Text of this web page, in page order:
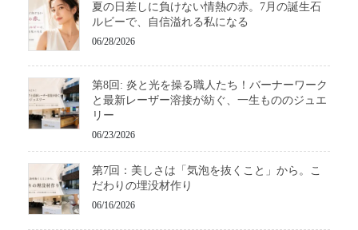
夏の日差しに負けない情熱の赤。7月の誕生石
ルビーで、自信溢れる私になる
06/28/2026
第8回: 炎と光を操る職人たち！バーナーワーク
と最新レーザー溶接が紡ぐ、一生もののジュエ
リー
06/23/2026
第7回：美しさは「気泡を抜くこと」から。こ
だわりの埋没材作り
06/16/2026